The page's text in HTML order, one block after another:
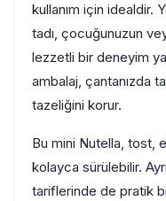
kullanım için idealdir.
tadı, çocuğunuzun
lezzetli bir deneyim
ambalaj, çantanızda
tazeliğini korur.
Bu mini Nutella, tost,
kolayca sürülebilir.
tariflerinde de pratik